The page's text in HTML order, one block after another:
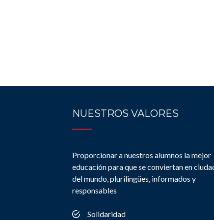
NUESTROS VALORES
Proporcionar a nuestros alumnos la mejor
educación para que se conviertan en
del mundo, plurilingües, informados y
responsables
Solidaridad